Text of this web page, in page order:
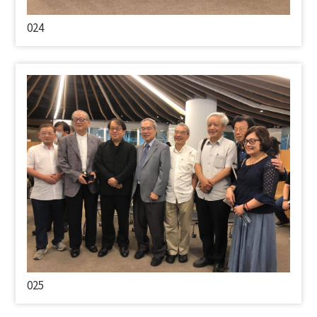
024
025